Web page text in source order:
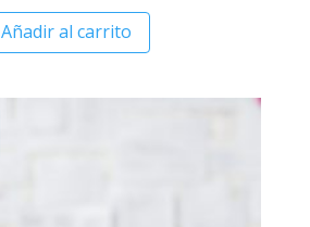
Añadir al carrito